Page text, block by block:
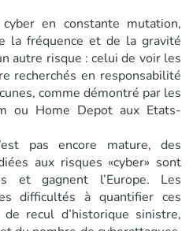
en constante mutation,
la fréquence et de la gravité
autre risque : celui de voir les
recherchés en responsabilité
comme démontré par les
ou Home Depot aux Etats-
pas encore mature, des
aux risques «cyber» sont
et gagnent l’Europe. Les
difficultés à quantifier ces
recul d’historique sinistre,